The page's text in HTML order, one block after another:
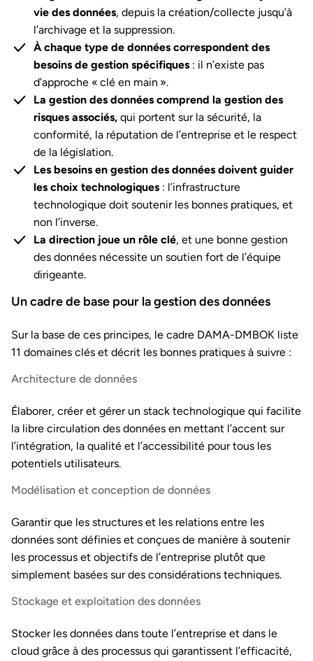
vie des données, depuis la création/collecte jusqu’à
l’archivage et la suppression.
À chaque type de données correspondent des
besoins de gestion spécifiques : il n’existe pas
d’approche « clé en main ».
La gestion des données comprend la gestion des
risques associés, qui portent sur la sécurité, la
conformité, la réputation de l’entreprise et le respect
de la législation.
Les besoins en gestion des données doivent guider
les choix technologiques : l’infrastructure
technologique doit soutenir les bonnes pratiques, et
non l’inverse.
La direction joue un rôle clé, et une bonne gestion
des données nécessite un soutien fort de l’équipe
dirigeante.
Un cadre de base pour la gestion des données
Sur la base de ces principes, le cadre DAMA-DMBOK liste
11 domaines clés et décrit les bonnes pratiques à suivre :
Architecture de données
Élaborer, créer et gérer un stack technologique qui facilite
la libre circulation des données en mettant l’accent sur
l’intégration, la qualité et l’accessibilité pour tous les
potentiels utilisateurs.
Modélisation et conception de données
Garantir que les structures et les relations entre les
données sont définies et conçues de manière à soutenir
les processus et objectifs de l’entreprise plutôt que
simplement basées sur des considérations techniques.
Stockage et exploitation des données
Stocker les données dans toute l’entreprise et dans le
cloud grâce à des processus qui garantissent l’efficacité,